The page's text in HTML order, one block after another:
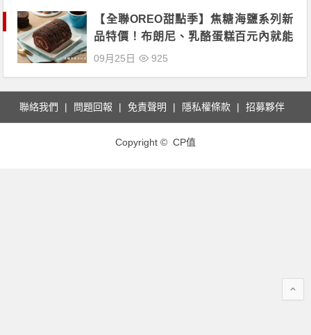
【全聯OREO甜點季】焦糖海鹽系列新
品特價！布朗尼、乳酪蛋糕百元內就能
嚐鮮下架！
09月25日 925
聯絡我們 問題回報 免責聲明 隱私權條款 招募夥伴
Copyright © CP值